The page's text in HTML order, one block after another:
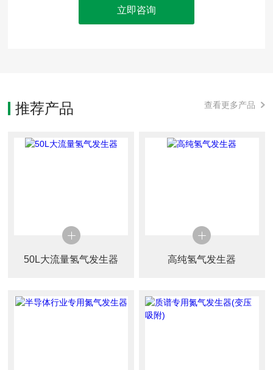
立即咨询
推荐产品 查看更多产品
50L大流量氢气发生器 高纯氢气发生器